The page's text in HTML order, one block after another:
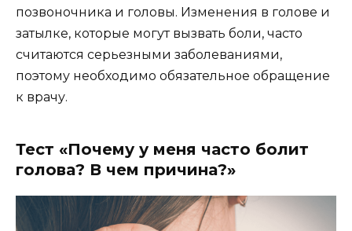
позвоночника и головы. Изменения в голове и
затылке, которые могут вызвать боли, часто
считаются серьезными заболеваниями,
поэтому необходимо обязательное обращение
к врачу.
Тест «Почему у меня часто болит
голова? В чем причина?»